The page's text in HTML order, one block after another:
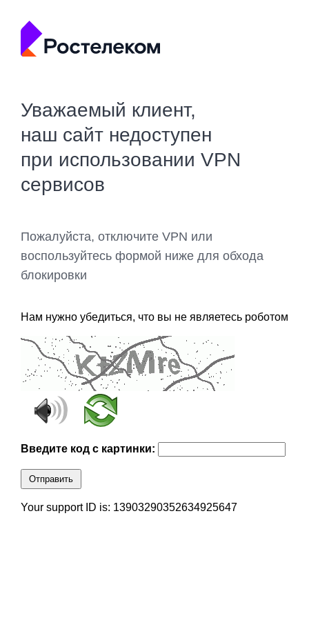
Уважаемый клиент,
наш сайт недоступен
при использовании VPN
сервисов
Пожалуйста, отключите VPN или
воспользуйтесь формой ниже для обхода
блокировки
Нам нужно убедиться, что вы не являетесь роботом
Введите код с картинки:
Отправить
Your support ID is: 13903290352634925647